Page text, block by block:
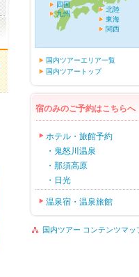
北陸
東海
関西
四国
九州
国内ツアーエリア一覧
国内ツアートップ
宿のみのご予約はこちらへ
ホテル・旅館予約
・鬼怒川温泉
・那須高原
・日光
温泉宿・温泉旅館
国内ツアー コンテンツマッ